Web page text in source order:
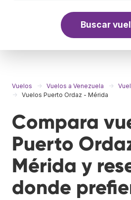
Buscar
Vuelos Vuelos a Venezuela
Vuelos Puerto Ordaz - Mérida
Compara
Puerto
Mérida y
donde